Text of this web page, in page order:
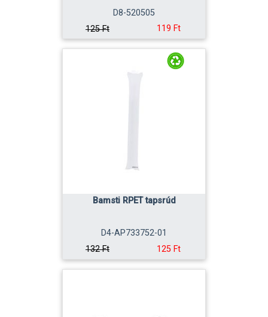
D8-520505
125 Ft
119 Ft
Bamsti RPET tapsrúd
D4-AP733752-01
132 Ft
125 Ft